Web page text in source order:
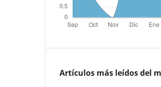
Artículos más leídos del